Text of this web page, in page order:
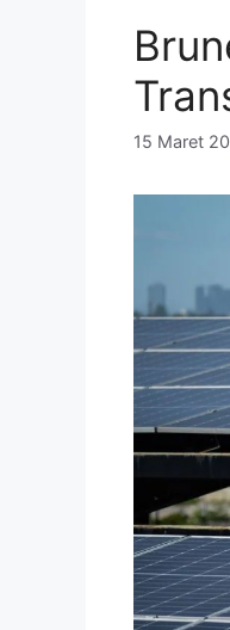
15 Maret